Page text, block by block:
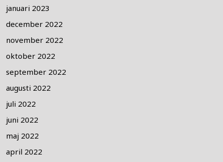
januari 2023
december 2022
november 2022
oktober 2022
september 2022
augusti 2022
juli 2022
juni 2022
maj 2022
april 2022